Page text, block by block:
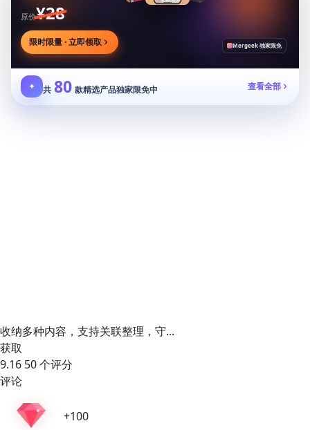
原价¥28
限时限量 · 立即领取 Mergeek 独家限免
✦ 共 80 款精选产品独家限免中 查看全部
收纳多种内容，支持关联整理，守...
获取
9.16 50 个评分
评论
+100